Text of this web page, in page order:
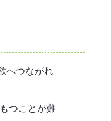
へつながれ
つことが難